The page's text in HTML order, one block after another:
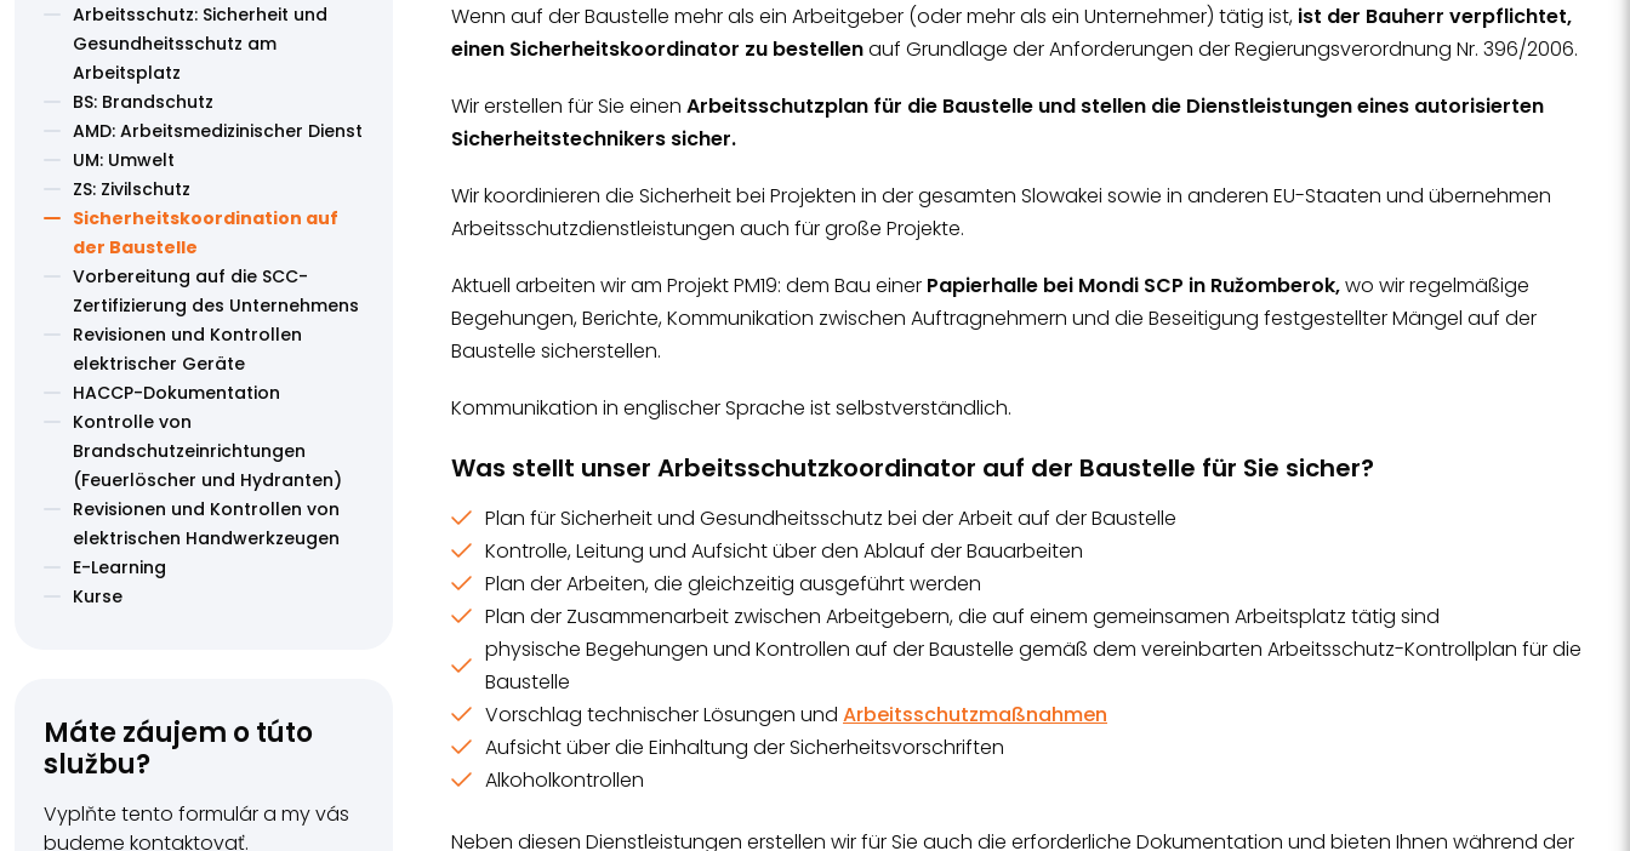
Arbeitsschutz: Sicherheit und
Gesundheitsschutz am
Arbeitsplatz
BS: Brandschutz
AMD: Arbeitsmedizinischer Dienst
UM: Umwelt
ZS: Zivilschutz
Sicherheitskoordination auf
der Baustelle
Vorbereitung auf die SCC-
Zertifizierung des Unternehmens
Revisionen und Kontrollen
elektrischer Geräte
HACCP-Dokumentation
Kontrolle von
Brandschutzeinrichtungen
(Feuerlöscher und Hydranten)
Revisionen und Kontrollen von
elektrischen Handwerkzeugen
E-Learning
Kurse
Máte záujem o túto
službu?
Vyplňte tento formulár a my vás
budeme kontaktovať.
Wenn auf der Baustelle mehr als ein Arbeitgeber (oder mehr als ein Unternehmer) tätig ist, ist der Bauherr verpflichtet,
einen Sicherheitskoordinator zu bestellenauf Grundlage der Anforderungen der Regierungsverordnung Nr. 396/2006.
Wir erstellen für Sie einen Arbeitsschutzplan für die Baustelle und stellen die Dienstleistungen eines autorisierten
Sicherheitstechnikers sicher.
Wir koordinieren die Sicherheit bei Projekten in der gesamten Slowakei sowie in anderen EU-Staaten und übernehmen
Arbeitsschutzdienstleistungen auch für große Projekte.
Aktuell arbeiten wir am Projekt PM19: dem Bau einer Papierhalle bei Mondi SCP in Ružomberok,wo wir regelmäßige
Begehungen, Berichte, Kommunikation zwischen Auftragnehmern und die Beseitigung festgestellter Mängel auf der
Baustelle sicherstellen.
Kommunikation in englischer Sprache ist selbstverständlich.
Was stellt unser Arbeitsschutzkoordinator auf der Baustelle für Sie sicher?
Plan für Sicherheit und Gesundheitsschutz bei der Arbeit auf der Baustelle
Kontrolle, Leitung und Aufsicht über den Ablauf der Bauarbeiten
Plan der Arbeiten, die gleichzeitig ausgeführt werden
Plan der Zusammenarbeit zwischen Arbeitgebern, die auf einem gemeinsamen Arbeitsplatz tätig sind
physische Begehungen und Kontrollen auf der Baustelle gemäß dem vereinbarten Arbeitsschutz-Kontrollplan für die
Baustelle
Vorschlag technischer Lösungen und Arbeitsschutzmaßnahmen
Aufsicht über die Einhaltung der Sicherheitsvorschriften
Alkoholkontrollen
Neben diesen Dienstleistungen erstellen wir für Sie auch die erforderliche Dokumentation und bieten Ihnen während der